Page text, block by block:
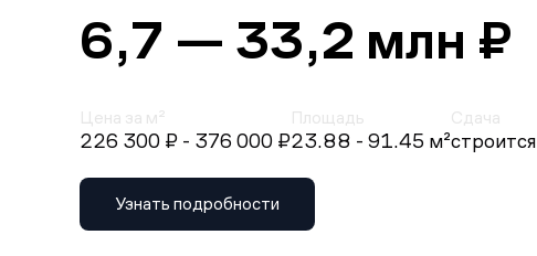
6,7 — 33,2 млн ₽
Цена за м²
226 300 ₽ - 376 000 ₽
Площадь
23.88 - 91.45 м²
Сдача
строится
Узнать подробности